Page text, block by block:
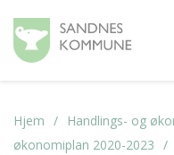
Hjem Handlings- og
økonomiplan 2020-2023